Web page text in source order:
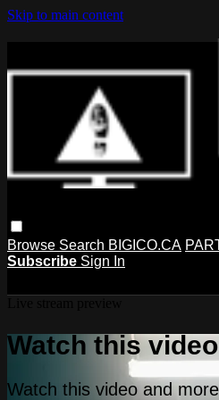
Skip to main content
Browse Search BIGICO.CA
Subscribe Sign In
Watch this
Watch this video and